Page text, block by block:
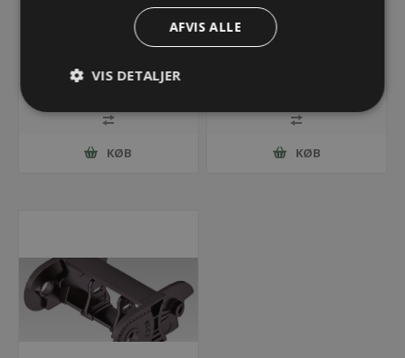
Endebeslag inkl.
trækaflastning
- 025 - Uden bolt
KØB
Endebeslag inkl.
trækaflastning
KØB
AFVIS ALLE
VIS DETALJER